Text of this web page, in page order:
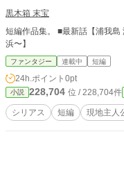
黒木箱 末宝
短編作品集。 ■最新話【浦我島 港太郎〜灰色の空と緑の海とカラフルな砂
浜〜】
ファンタジー 連載中 短編
24h.ポイント 0pt
小説 228,704 位 / 228,704件
シリアス 短編 現地主人